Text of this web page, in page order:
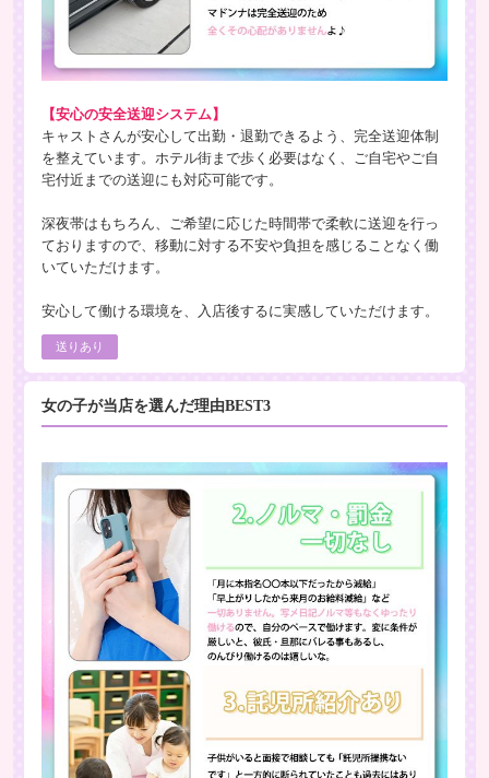
【安心の安全送迎システム】
キャストさんが安心して出勤・退勤できるよう、完全送迎体制
を整えています。ホテル街まで歩く必要はなく、ご自宅やご自
宅付近までの送迎にも対応可能です。
深夜帯はもちろん、ご希望に応じた時間帯で柔軟に送迎を行っ
ておりますので、移動に対する不安や負担を感じることなく働
いていただけます。
安心して働ける環境を、入店後するに実感していただけます。
送りあり
女の子が当店を選んだ理由BEST3